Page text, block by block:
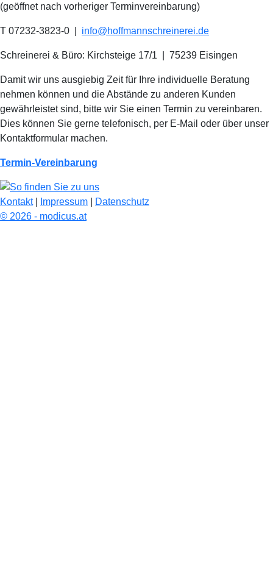
(geöffnet nach vorheriger Terminvereinbarung)
T 07232-3823-0 info@hoffmannschreinerei.de
Schreinerei & Büro: Kirchsteige 17/1 75239 Eisingen
Damit wir uns ausgiebig Zeit für Ihre individuelle Beratung
nehmen können und die Abstände zu anderen Kunden
gewährleistet sind, bitte wir Sie einen Termin zu vereinbaren.
Dies können Sie gerne telefonisch, per E-Mail oder über unser
Kontaktformular machen.
Termin-Vereinbarung
Kontakt| Impressum
Datenschutz
© 2026 - modicus.at